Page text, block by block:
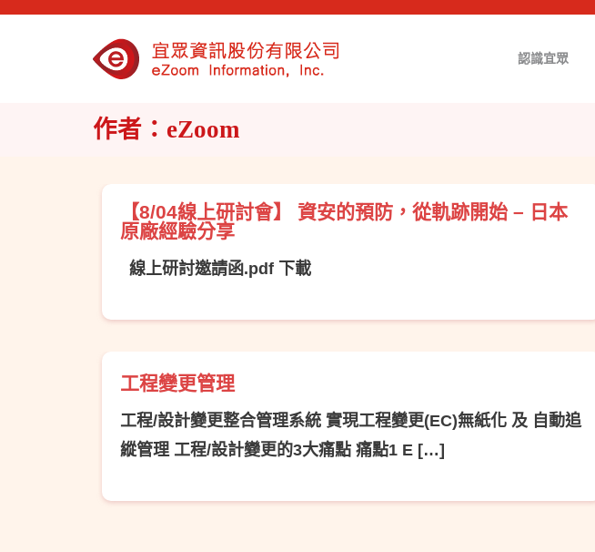
認識宜眾
作者： eZoom
【8/04線上研討會】 資安的預防，從軌跡開始 – 日本
原廠經驗分享
線上研討邀請函.pdf 下載
工程變更管理
工程/設計變更整合管理系統 實現工程變更(EC)無紙化 及 自動追
縱管理 工程/設計變更的3大痛點 痛點1 E […]